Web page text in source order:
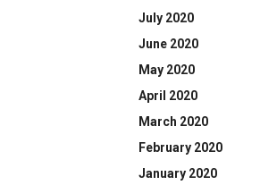
July 2020
June 2020
May 2020
April 2020
March 2020
February 2020
January 2020